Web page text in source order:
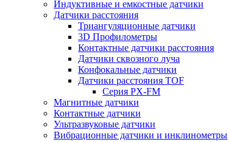
Индуктивные и емкостные датчики
Датчики расстояния
Триангуляционные датчики
3D Профилометры
Контактные датчики расстояния
Датчики сквозного луча
Конфокальные датчики
Датчики расстояния TOF
Серия PX-FM
Магнитные датчики
Контактные датчики
Ультразвуковые датчики
Вибрационные датчики и инклинометры